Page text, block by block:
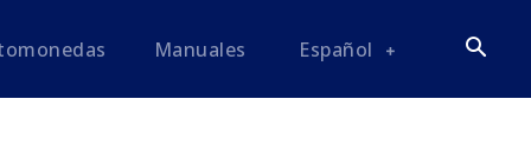
Manuales Español